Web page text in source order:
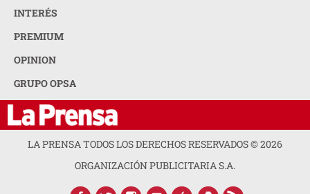
INTERÉS
PREMIUM
OPINION
GRUPO OPSA
LA PRENSA TODOS LOS DERECHOS RESERVADOS ©2026
ORGANIZACIÓN PUBLICITARIA S.A.